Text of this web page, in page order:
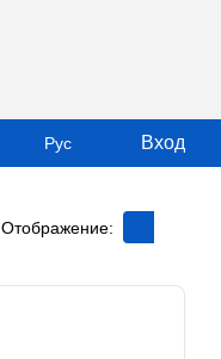
Рус Вход
Отображение: